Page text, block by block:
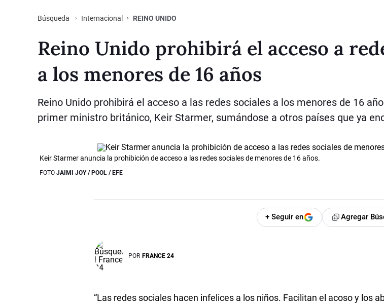
Búsqueda Internacional REINO UNIDO
Reino Unido prohibirá el acceso a
a los menores de 16 años
Reino Unido prohibirá el acceso a las redes sociales a los menores de 16
primer ministro británico, Keir Starmer, sumándose a otros países que ya
Keir Starmer anuncia la prohibición de acceso a las redes sociales de menores de 16 años.
FOTO JAIMI JOY / POOL / EFE
+ Seguir en Agregar
POR FRANCE 24
“Las redes sociales hacen infelices a los niños. Facilitan el acoso y los